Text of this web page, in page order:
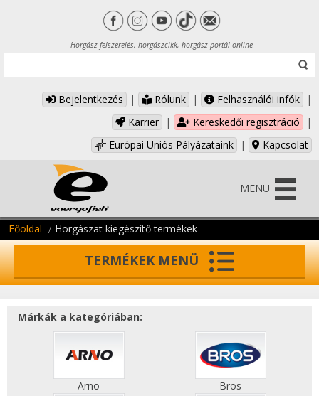
Horgász felszerelés, horgászcikk, horgász portál online
Bejelentkezés | Rólunk | Felhasználói infók
|
Karrier
| Kereskedői regisztráció
|
Európai Uniós Pályázataink
| Kapcsolat
MENÜ
Főoldal Horgászat kiegészítő termékek
TERMÉKEK MENÜ
Márkák a kategóriában:
Arno Bros